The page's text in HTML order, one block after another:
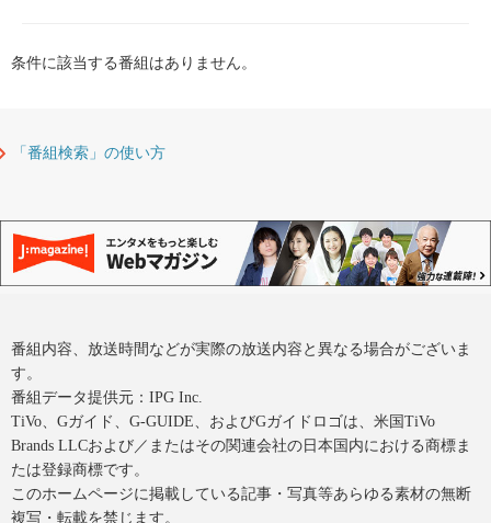
条件に該当する番組はありません。
「番組検索」の使い方
番組内容、放送時間などが実際の放送内容と異なる場合がございま
す。
番組データ提供元：IPG Inc.
TiVo、Gガイド、G-GUIDE、およびGガイドロゴは、米国TiVo
Brands LLCおよび／またはその関連会社の日本国内における商標ま
たは登録商標です。
このホームページに掲載している記事・写真等あらゆる素材の無断
複写・転載を禁じます。